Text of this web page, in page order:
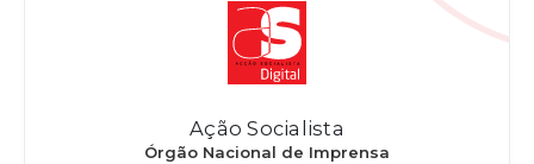
Ação Socialista
Órgão Nacional de Imprensa